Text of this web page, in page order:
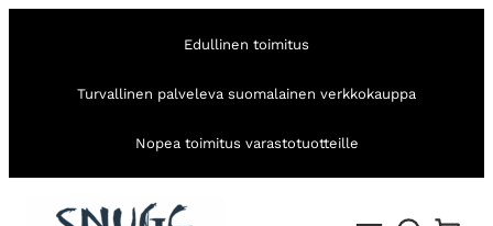
Edullinen toimitus
Turvallinen palveleva suomalainen verkkokauppa
Nopea toimitus varastotuotteille